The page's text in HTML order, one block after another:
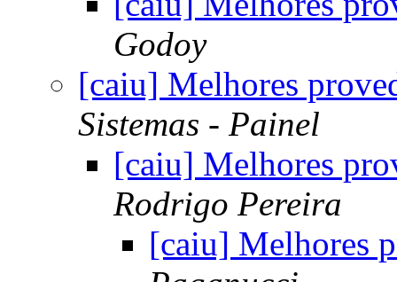
Godoy
[caiu] Melhores
Sistemas - Painel
[caiu] Melhores
Rodrigo Pereira
[caiu] Melhores